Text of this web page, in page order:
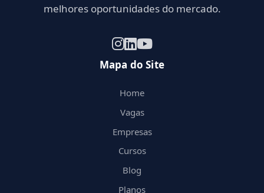
melhores oportunidades do mercado.
Mapa do Site
Home
Vagas
Empresas
Cursos
Blog
Planos